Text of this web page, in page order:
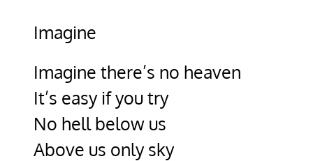
Imagine
Imagine there’s no heaven
It’s easy if you try
No hell below us
Above us only sky